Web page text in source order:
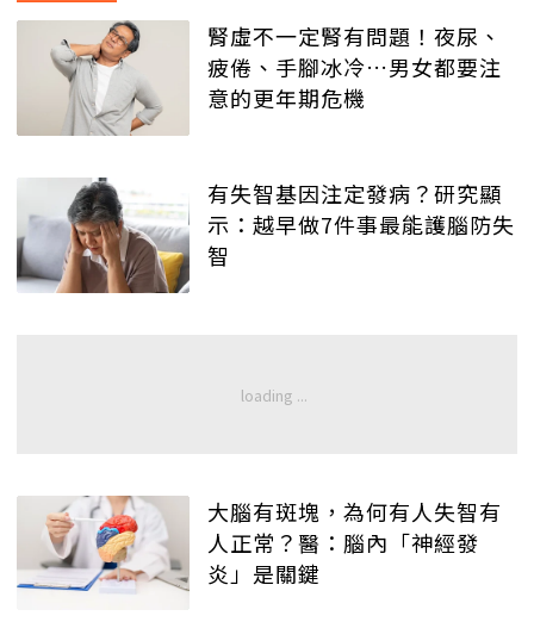
腎虛不一定腎有問題！夜尿、
疲倦、手腳冰冷…男女都要注
意的更年期危機
有失智基因注定發病？研究顯
示：越早做7件事最能護腦防失
智
大腦有斑塊，為何有人失智有
人正常？醫：腦內「神經發
炎」是關鍵